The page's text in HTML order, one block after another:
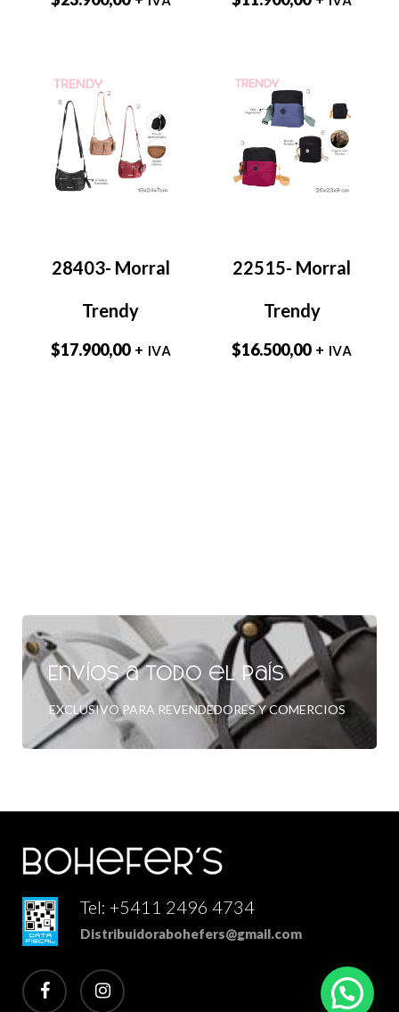
28403- Morral
Trendy
$17.900,00 + IVA
22515- Morral
Trendy
$16.500,00 + IVA
Envíos a todo el país
EXCLUSIVO PARA REVENDEDORES Y COMERCIOS
Tel: +5411 2496 4734
Distribuidorabohefers@gmail.com
facebook instagram